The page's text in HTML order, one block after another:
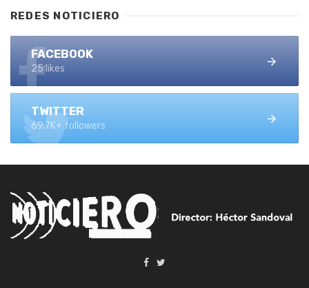
REDES NOTICIERO
FACEBOOK
25 likes
TWITTER
69.7K+ followers